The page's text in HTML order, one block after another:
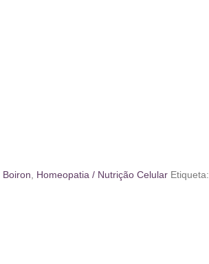
Boiron Homeopatia / Nutrição Celular Etiqueta: